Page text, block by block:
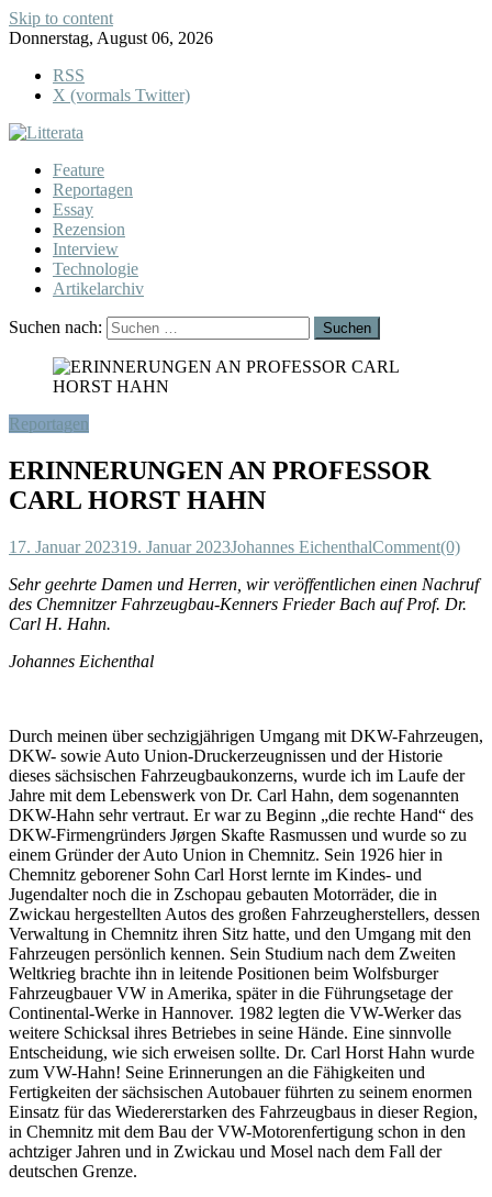
Skip to content
Donnerstag, August 06, 2026
RSS
X (vormals Twitter)
Feature
Reportagen
Essay
Rezension
Interview
Technologie
Artikelarchiv
Suchen nach:
Reportagen
ERINNERUNGEN AN PROFESSOR
CARL HORST HAHN
17. Januar 202319. Januar 2023Johannes EichenthalComment(0)
Sehr geehrte Damen und Herren, wir veröffentlichen einen Nachruf
des Chemnitzer Fahrzeugbau-Kenners Frieder Bach auf Prof. Dr.
Carl H. Hahn.
Johannes Eichenthal
Durch meinen über sechzigjährigen Umgang mit DKW-Fahrzeugen,
DKW- sowie Auto Union-Druckerzeugnissen und der Historie
dieses sächsischen Fahrzeugbaukonzerns, wurde ich im Laufe der
Jahre mit dem Lebenswerk von Dr. Carl Hahn, dem sogenannten
DKW-Hahn sehr vertraut. Er war zu Beginn „die rechte Hand“ des
DKW-Firmengründers Jørgen Skafte Rasmussen und wurde so zu
einem Gründer der Auto Union in Chemnitz. Sein 1926 hier in
Chemnitz geborener Sohn Carl Horst lernte im Kindes- und
Jugendalter noch die in Zschopau gebauten Motorräder, die in
Zwickau hergestellten Autos des großen Fahrzeugherstellers, dessen
Verwaltung in Chemnitz ihren Sitz hatte, und den Umgang mit den
Fahrzeugen persönlich kennen. Sein Studium nach dem Zweiten
Weltkrieg brachte ihn in leitende Positionen beim Wolfsburger
Fahrzeugbauer VW in Amerika, später in die Führungsetage der
Continental-Werke in Hannover. 1982 legten die VW-Werker das
weitere Schicksal ihres Betriebes in seine Hände. Eine sinnvolle
Entscheidung, wie sich erweisen sollte. Dr. Carl Horst Hahn wurde
zum VW-Hahn! Seine Erinnerungen an die Fähigkeiten und
Fertigkeiten der sächsischen Autobauer führten zu seinem enormen
Einsatz für das Wiedererstarken des Fahrzeugbaus in dieser Region,
in Chemnitz mit dem Bau der VW-Motorenfertigung schon in den
achtziger Jahren und in Zwickau und Mosel nach dem Fall der
deutschen Grenze.